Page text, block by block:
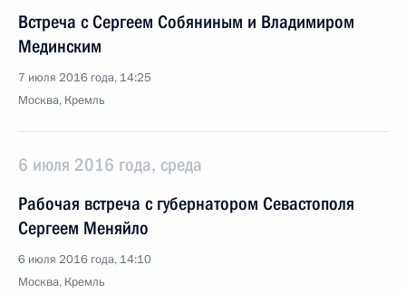
Встреча с Сергеем Собяниным и Владимиром
Мединским
7 июля 2016 года, 14:25
Москва, Кремль
6 июля 2016 года, среда
Рабочая встреча с губернатором Севастополя
Сергеем Меняйло
6 июля 2016 года, 14:10
Москва, Кремль